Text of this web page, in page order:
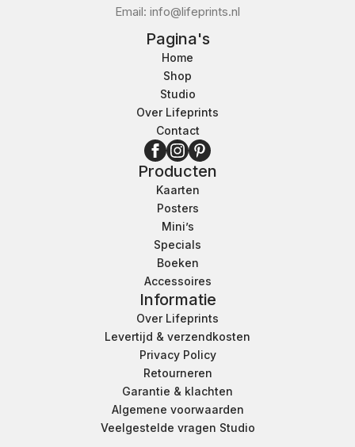
Email: info@lifeprints.nl
Pagina's
Home
Shop
Studio
Over Lifeprints
Contact
Producten
Kaarten
Posters
Mini’s
Specials
Boeken
Accessoires
Informatie
Over Lifeprints
Levertijd & verzendkosten
Privacy Policy
Retourneren
Garantie & klachten
Algemene voorwaarden
Veelgestelde vragen Studio